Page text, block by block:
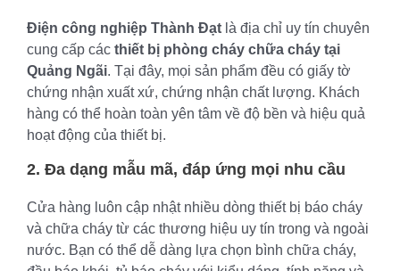
Điện công nghiệp Thành Đạt là địa chỉ uy tín chuyên
cung cấp các thiết bị phòng cháy chữa cháy tại
Quảng Ngãi. Tại đây, mọi sản phẩm đều có giấy tờ
chứng nhận xuất xứ, chứng nhận chất lượng. Khách
hàng có thể hoàn toàn yên tâm về độ bền và hiệu quả
hoạt động của thiết bị.
2. Đa dạng mẫu mã, đáp ứng mọi nhu cầu
Cửa hàng luôn cập nhật nhiều dòng thiết bị báo cháy
và chữa cháy từ các thương hiệu uy tín trong và ngoài
nước. Bạn có thể dễ dàng lựa chọn bình chữa cháy,